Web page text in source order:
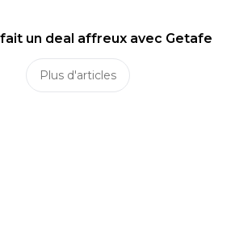
fait un deal affreux avec Getafe
Plus d'articles